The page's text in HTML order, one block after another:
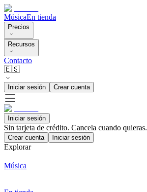
MúsicaEn tienda
Precios
Recursos
Contacto
🇪🇸
Iniciar sesión Crear cuenta
Iniciar sesión
Sin tarjeta de crédito. Cancela cuando quieras.
Crear cuenta Iniciar sesión
Explorar
Música